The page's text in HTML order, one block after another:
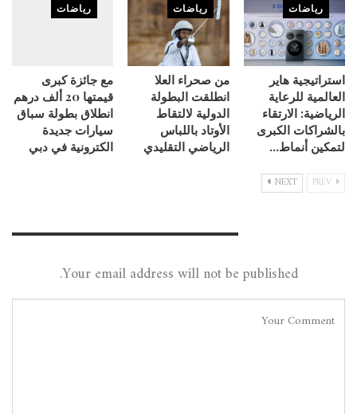
رياضات
استراتيجية هاير
العالمية للرعاية
الرياضية: الارتقاء
بالشراكات الكبرى
لتمكين أنماط…
رياضات
من صحراء العلا
انطلقت البطولة
الدولية لالتقاط
الأوتاد باللباس
الرياضي التقليدي
رياضات
مع جائزة كبرى
قيمتها 20 ألف درهم
انطلاق بطولة سباق
سيارات جديدة
الكترونية في دبي
NEXT
Your email address will not be published.